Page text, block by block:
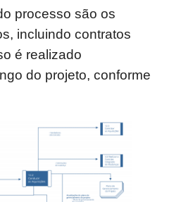
processo são os
incluindo contratos
é realizado
do projeto, conforme